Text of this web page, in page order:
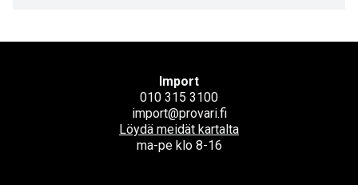
Import
010 315 3100
import@provari.fi
Löydä meidät kartalta
ma-pe klo 8-16